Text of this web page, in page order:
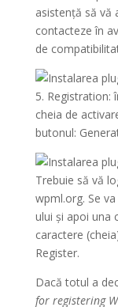
asistență să vă
contacteze în
de
5. Registration:
cheia de
butonul:
Trebuie să vă
wpml.org. Se
ului și apoi una
caractere
Register.
Dacă totul a
for registering